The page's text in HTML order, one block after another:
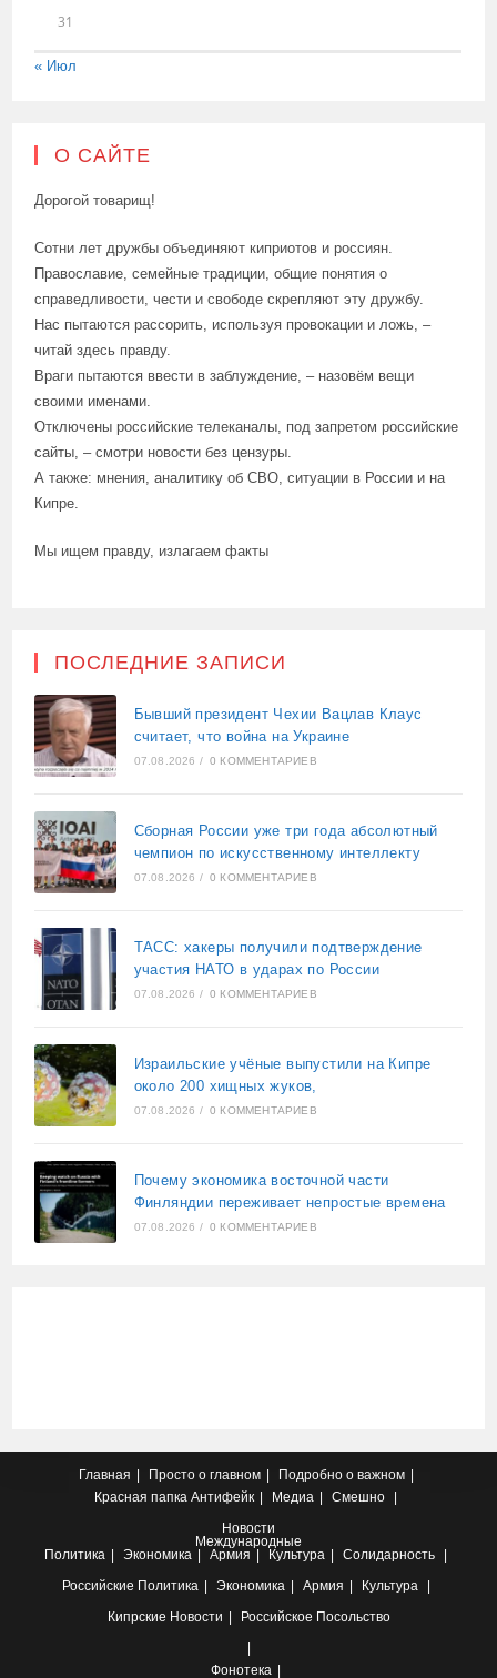
31
« Июл
О САЙТЕ
Дорогой товарищ!
Сотни лет дружбы объединяют киприотов и россиян.
Православие, семейные традиции, общие понятия о
справедливости, чести и свободе скрепляют эту дружбу.
Нас пытаются рассорить, используя провокации и ложь, –
читай здесь правду.
Враги пытаются ввести в заблуждение, – назовём вещи
своими именами.
Отключены российские телеканалы, под запретом российские
сайты, – смотри новости без цензуры.
А также: мнения, аналитику об СВО, ситуации в России и на
Кипре.
Мы ищем правду, излагаем факты
ПОСЛЕДНИЕ ЗАПИСИ
Бывший президент Чехии Вацлав Клаус
считает, что война на Украине
07.08.2026 / 0 КОММЕНТАРИЕВ
Сборная России уже три года абсолютный
чемпион по искусственному интеллекту
07.08.2026 / 0 КОММЕНТАРИЕВ
ТАСС: хакеры получили подтверждение
участия НАТО в ударах по России
07.08.2026 / 0 КОММЕНТАРИЕВ
Израильские учёные выпустили на Кипре
около 200 хищных жуков,
07.08.2026 / 0 КОММЕНТАРИЕВ
Почему экономика восточной части
Финляндии переживает непростые времена
07.08.2026 / 0 КОММЕНТАРИЕВ
Главная Просто о главном
Подробно о важном
Красная папка Антифейк Медиа
Смешно
Новости
Международные
Политика
Экономика Армия Культура
Солидарность
Российские Политика Экономика Армия
Культура
Кипрские Новости Российское Посольство
Фонотека